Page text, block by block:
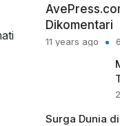
Dikomentari
11 years ago
Surga Dunia